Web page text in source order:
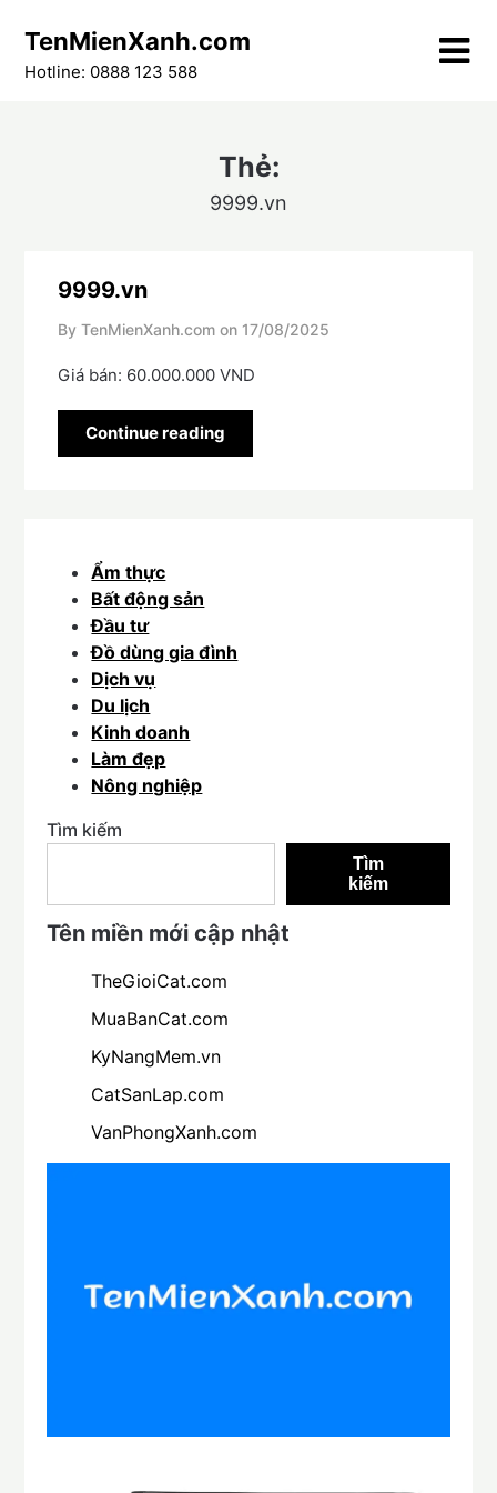
content
TenMienXanh.com
Hotline: 0888 123 588
Thẻ:
9999.vn
9999.vn
By TenMienXanh.com on 17/08/2025
Giá bán: 60.000.000 VND
Continue reading
Ẩm thực
Bất động sản
Đầu tư
Đồ dùng gia đình
Dịch vụ
Du lịch
Kinh doanh
Làm đẹp
Nông nghiệp
Tìm kiếm
Tìm
kiếm
Tên miền mới cập nhật
TheGioiCat.com
MuaBanCat.com
KyNangMem.vn
CatSanLap.com
VanPhongXanh.com